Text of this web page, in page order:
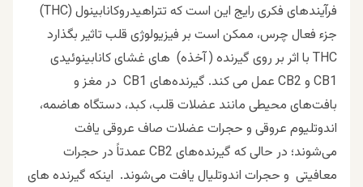
فرآیندهای فکری رایج این است که تتراهیدروکانابینول (THC)
جزء فعال چرس، ممکن است بر فیزیولوژی قلب تاثیر بگذارد
THC با اثر بر روی گیرنده ( آخذه) های غشای کانابینوئیدی
CB1 و CB2 عمل می کند. گیرنده‌های CB1 در مغز و
بافت‌های محیطی مانند عضلات قلب، کبد، دستگاه هاضمه،
اندوتلیوم عروقی و حجرات عضلات صاف عروقی یافت
می‌شوند؛ در حالی که گیرنده‌های CB2 عمدتاً در حجرات
معافیتی و حجرات اندوتلیال یافت می‌شوند. اینکه گیرنده های